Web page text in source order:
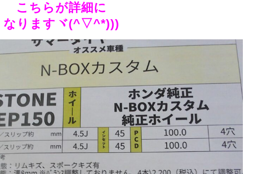
こちらが詳細に
なりますヾ(^▽^*)))